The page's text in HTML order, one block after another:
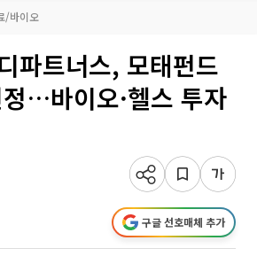
/바이오
파트너스, 모태펀드
…바이오·헬스 투자
구글 선호매체 추가